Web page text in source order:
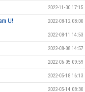
2022-11-30 17:15
U! 2022-08-12 08:00
2022-08-11 14:53
2022-08-08 14:57
2022-06-05 09:59
2022-05-18 16:13
2022-05-14 08:30